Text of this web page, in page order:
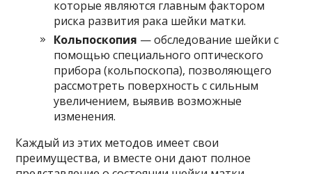
которые являются главным фактором
риска развития рака шейки матки.
Кольпоскопия — обследование шейки с
помощью специального оптического
прибора (кольпоскопа), позволяющего
рассмотреть поверхность с сильным
увеличением, выявив возможные
изменения.
Каждый из этих методов имеет свои
преимущества, и вместе они дают полное